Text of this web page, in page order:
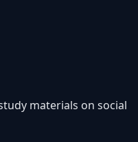
materials on social